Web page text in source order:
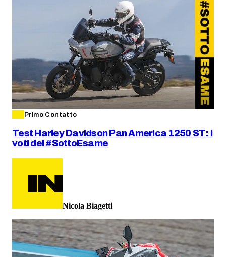
Primo Contatto
Test Harley Davidson Pan America 1250 ST: i
voti del #SottoEsame
Nicola Biagetti